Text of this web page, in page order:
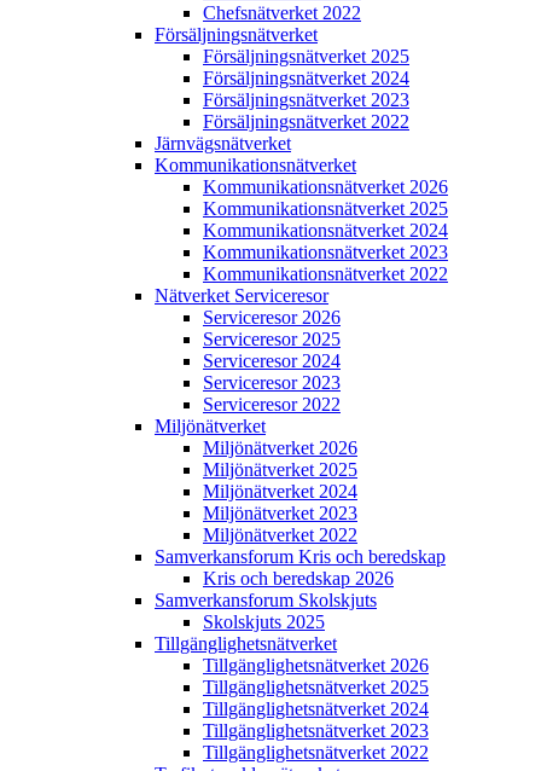
Chefs­nätverket 2022
Försäljnings­nätverket
Försäljnings­nätverket 2025
Försäljnings­nätverket 2024
Försäljnings­nätverket 2023
Försäljnings­nätverket 2022
Järnvägs­nätverket
Kommunikations­nätverket
Kommunikations­nätverket 2026
Kommunikations­nätverket 2025
Kommunikations­nätverket 2024
Kommunikations­nätverket 2023
Kommunikations­nätverket 2022
Nätverket Serviceresor
Serviceresor 2026
Serviceresor 2025
Serviceresor 2024
Serviceresor 2023
Serviceresor 2022
Miljö­nätverket
Miljö­nätverket 2026
Miljö­nätverket 2025
Miljö­nätverket 2024
Miljö­nätverket 2023
Miljö­nätverket 2022
Samverkans­forum Kris och beredskap
Kris och beredskap 2026
Samverkans­forum Skolskjuts
Skolskjuts 2025
Tillgänglighets­nätverket
Tillgänglighets­nätverket 2026
Tillgänglighets­nätverket 2025
Tillgänglighets­nätverket 2024
Tillgänglighets­nätverket 2023
Tillgänglighets­nätverket 2022